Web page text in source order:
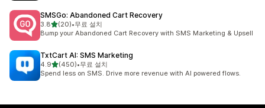
SMSGo: Abandoned Cart Recovery
3.8별 5개 중
(20)
총 리뷰 20개
•무료 설치
Bump your Abandoned Cart Recovery with SMS Marketing & Upsell
TxtCart AI: SMS Marketing
4.9별 5개 중
(450)
총 리뷰 450개
•무료 설치
Spend less on SMS. Drive more revenue with AI powered flows.